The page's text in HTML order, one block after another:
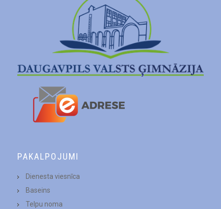
PAKALPOJUMI
Dienesta viesnīca
Baseins
Telpu noma